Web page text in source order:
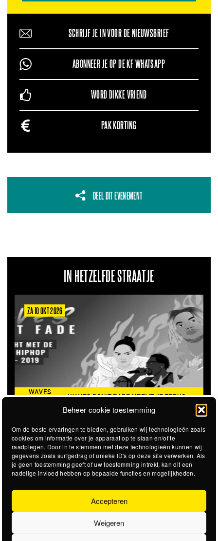
Beheer cookie toestemming
Om de beste ervaringen te bieden, gebruiken wij technologieën zoals
cookies om informatie over je apparaat op te slaan en/of te
raadplegen. Door in te stemmen met deze technologieën kunnen wij
gegevens zoals surfgedrag of unieke ID's op deze site verwerken. Als
je geen toestemming geeft of uw toestemming intrekt, kan dit een
nadelige invloed hebben op bepaalde functies en mogelijkheden.
Accepteren
Weigeren
SCHRIJF JE IN VOOR DE NIEUWSBRIEF
ABONNEER JE OP DE KF WHATSAPP
WORD DIKKE VRIEND
PAK KORTING
DEEL DIT EVENEMENT
IN HETZELFDE STRAATJE
ZA 10 OKT 2026
WAVES
WAVES DON'T FADE NEEMT JE TERUG
NAAR DE ICONISCHE ZOMER VAN 2016